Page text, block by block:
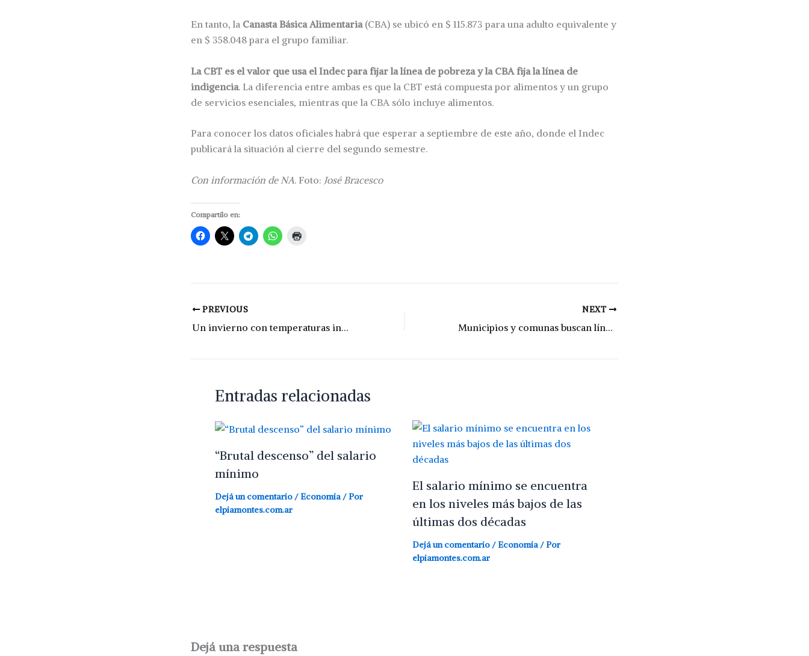
En tanto, la Canasta Básica Alimentaria (CBA) se ubicó en $ 115.873 para una adulto equivalente y
en $ 358.048 para el grupo familiar.
La CBT es el valor que usa el Indec para fijar la línea de pobreza y la CBA fija la línea de
indigencia. La diferencia entre ambas es que la CBT está compuesta por alimentos y un grupo
de servicios esenciales, mientras que la CBA sólo incluye alimentos.
Para conocer los datos oficiales habrá que esperar a septiembre de este año, donde el Indec
publicará la situación al cierre del segundo semestre.
Con información de NA. Foto: José Bracesco
Compartilo en:
PREVIOUS
Un invierno con temperaturas inferiores a las normales
NEXT
Municipios y comunas buscan líneas de financiamiento con el Banco Municipal de Rosario
Entradas relacionadas
“Brutal descenso” del salario
mínimo
Dejá un comentario / Economía / Por
elpiamontes.com.ar
El salario mínimo se encuentra
en los niveles más bajos de las
últimas dos décadas
Dejá un comentario / Economía/ Por
elpiamontes.com.ar
Dejá una respuesta